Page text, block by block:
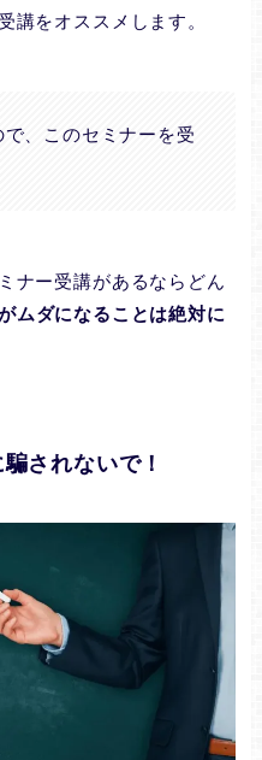
講をオススメします。
、このセミナーを受
ナー受講があるならどん
ムダになることは絶対に
されないで！